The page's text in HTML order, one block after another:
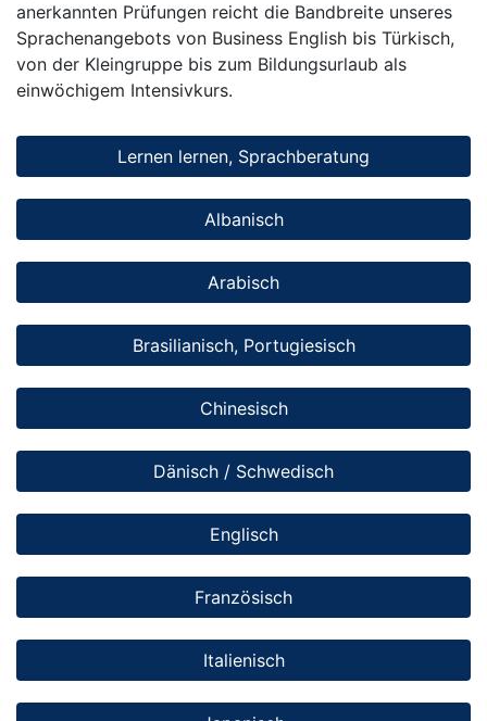
anerkannten Prüfungen reicht die Bandbreite unseres
Sprachenangebots von Business English bis Türkisch,
von der Kleingruppe bis zum Bildungsurlaub als
einwöchigem Intensivkurs.
Lernen lernen, Sprachberatung
Albanisch
Arabisch
Brasilianisch, Portugiesisch
Chinesisch
Dänisch / Schwedisch
Englisch
Französisch
Italienisch